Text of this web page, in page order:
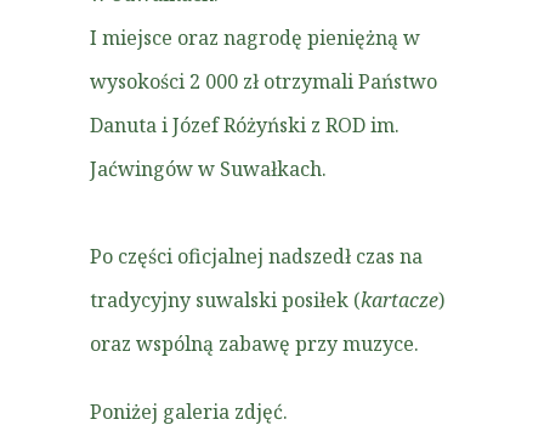
I miejsce oraz nagrodę pieniężną w
wysokości 2 000 zł otrzymali Państwo
Danuta i Józef Różyński z ROD im.
Jaćwingów w Suwałkach.
Po części oficjalnej nadszedł czas na
tradycyjny suwalski posiłek (kartacze)
oraz wspólną zabawę przy muzyce.
Poniżej galeria zdjęć.